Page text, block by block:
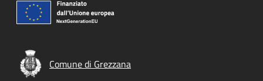
Comune di Grezzana